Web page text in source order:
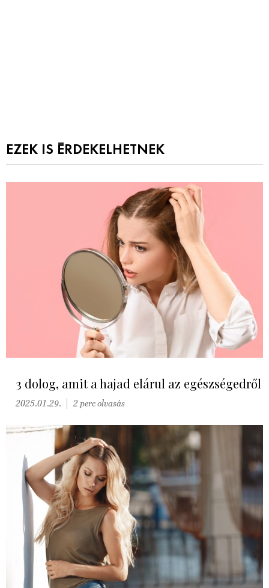
EZEK IS ÉRDEKELHETNEK
3 dolog, amit a hajad elárul az egészségedről
2025.01.29. 2 perc olvasás